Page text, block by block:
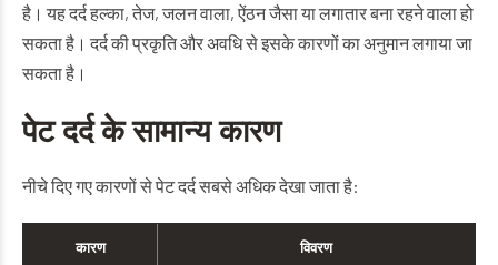
है। यह दर्द हल्का, तेज, जलन वाला, ऐंठन जैसा या लगातार बना रहने वाला हो
सकता है। दर्द की प्रकृति और अवधि से इसके कारणों का अनुमान लगाया जा
सकता है।
पेट दर्द के सामान्य कारण
नीचे दिए गए कारणों से पेट दर्द सबसे अधिक देखा जाता है:
कारण विवरण